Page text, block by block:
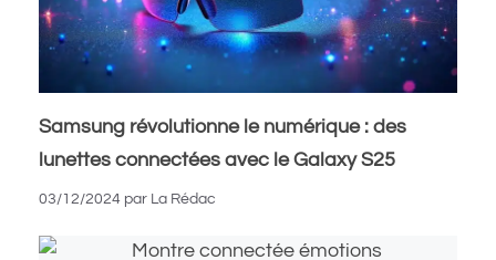
Samsung révolutionne le numérique : des
lunettes connectées avec le Galaxy S25
03/12/2024 par La Rédac